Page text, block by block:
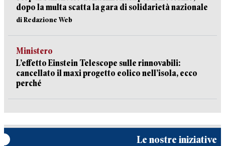
dopo la multa scatta la gara di solidarietà nazionale
di Redazione Web
Ministero
L’effetto Einstein Telescope sulle rinnovabili:
cancellato il maxi progetto eolico nell’isola, ecco
perché
Le nostre iniziative